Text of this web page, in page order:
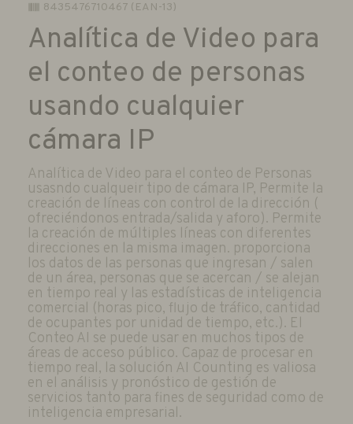
8435476710467 (EAN-13)
Analítica de Video para
el conteo de personas
usando cualquier
cámara IP
Analítica de Video para el conteo de Personas
usasndo cualqueir tipo de cámara IP, Permite la
creación de líneas con control de la dirección (
ofreciéndonos entrada/salida y aforo). Permite
la creación de múltiples líneas con diferentes
direcciones en la misma imagen. proporciona
los datos de las personas que ingresan / salen
de un área, personas que se acercan / se alejan
en tiempo real y las estadísticas de inteligencia
comercial (horas pico, flujo de tráfico, cantidad
de ocupantes por unidad de tiempo, etc.). El
Conteo AI se puede usar en muchos tipos de
áreas de acceso público. Capaz de procesar en
tiempo real, la solución AI Counting es valiosa
en el análisis y pronóstico de gestión de
servicios tanto para fines de seguridad como de
inteligencia empresarial.